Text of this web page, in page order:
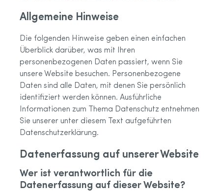
Allgemeine Hinweise
Die folgenden Hinweise geben einen einfachen
Überblick darüber, was mit Ihren
personenbezogenen Daten passiert, wenn Sie
unsere Website besuchen. Personenbezogene
Daten sind alle Daten, mit denen Sie persönlich
identifiziert werden können. Ausführliche
Informationen zum Thema Datenschutz entnehmen
Sie unserer unter diesem Text aufgeführten
Datenschutzerklärung.
Datenerfassung auf unserer Website
Wer ist verantwortlich für die
Datenerfassung auf dieser Website?